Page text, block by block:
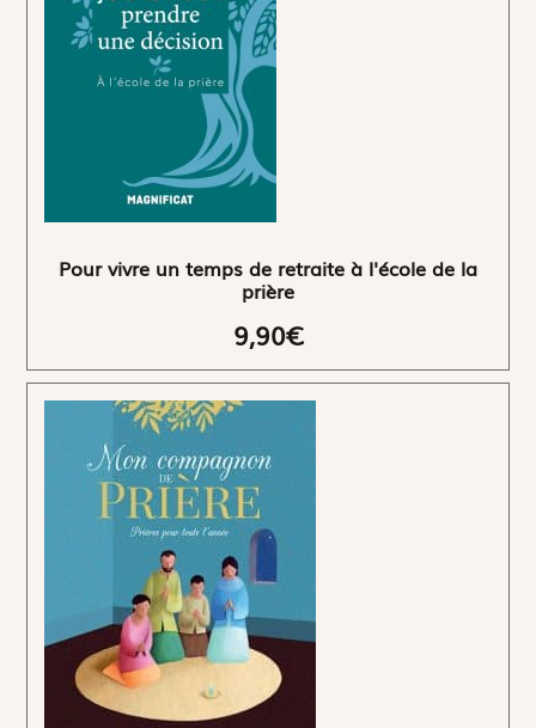
Pour vivre un temps de retraite à l'école de la
prière
9,90€